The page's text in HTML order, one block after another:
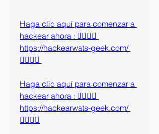
Haga clic aquí para comenzar a
hackear ahora : 👉🏻👉🏻
https://hackearwats-geek.com/
👈🏻👈🏻
Haga clic aquí para comenzar a
hackear ahora : 👉🏻👉🏻
https://hackearwats-geek.com/
👈🏻👈🏻